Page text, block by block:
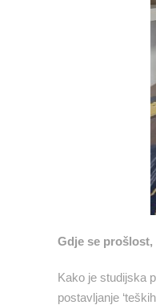
Gdje se
Kako je studijska
postavljanje